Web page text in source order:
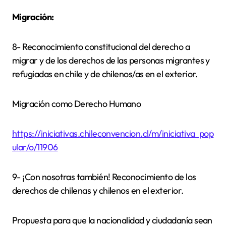
Migración:
8- Reconocimiento constitucional del derecho a
migrar y de los derechos de las personas migrantes y
refugiadas en chile y de chilenos/as en el exterior.
Migración como Derecho Humano
https://iniciativas.chileconvencion.cl/m/iniciativa_pop
ular/o/11906
9- ¡Con nosotras también! Reconocimiento de los
derechos de chilenas y chilenos en el exterior.
Propuesta para que la nacionalidad y ciudadanía sean